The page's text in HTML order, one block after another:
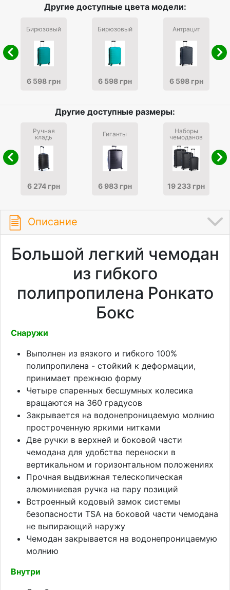
Другие доступные цвета модели:
Бирюзовый
6 598 грн
Бирюзовый
6 598 грн
Антрацит
6 598 грн
Другие доступные размеры:
Ручная
кладь
6 274 грн
Гиганты
6 983 грн
Наборы
чемоданов
19 233 грн
Описание
Большой легкий чемодан
из гибкого
полипропилена Ронкато
Бокс
Снаружи
Выполнен из вязкого и гибкого 100%
полипропилена - стойкий к деформации,
принимает прежнюю форму
Четыре спаренных бесшумных колесика
вращаются на 360 градусов
Закрывается на водонепроницаемую молнию
простроченную яркими нитками
Две ручки в верхней и боковой части
чемодана для удобства переноски в
вертикальном и горизонтальном положениях
Прочная выдвижная телескопическая
алюминиевая ручка на пару позиций
Встроенный кодовый замок системы
безопасности TSA на боковой части чемодана
не выпирающий наружу
Чемодан закрывается на водонепроницаемую
молнию
Внутри